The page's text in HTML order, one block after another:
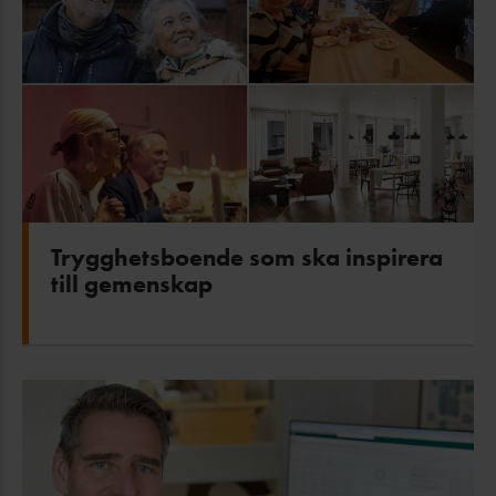
säkert pantvärde för en bank i samband med ett
lån. Bedömer banken att pantvärdet är osäkert
beviljas knappast några lån.
I den kooperativa hyresrätten finns inte denna
fasta koppling mellan medlemmens andel i den
ekonomiska föreningen och själva
nyttjanderätten. Det finns därmed inte heller
något säkert pantvärde för ett lån. Däremot kan
Varför kooperativ hyresrätt?
Föreningar med hyresmodell ger en tydlig
organisation och ansvarsfördelning för olika typer
Trygghetsboende som ska inspirera
till gemenskap